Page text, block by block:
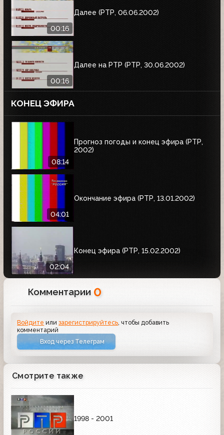
00:16
Далее (РТР, 06.06.2002)
00:16
Далее на РТР (РТР, 30.06.2002)
КОНЕЦ ЭФИРА
08:14
Прогноз погоды и конец эфира (РТР,
2002)
04:01
Окончание эфира (РТР, 13.01.2002)
02:04
Конец эфира (РТР, 15.02.2002)
Комментарии 0
Войдите илизарегистрируйтесь, чтобы добавить
комментарий
Вход через Телеграм
Смотрите также
1998 - 2001